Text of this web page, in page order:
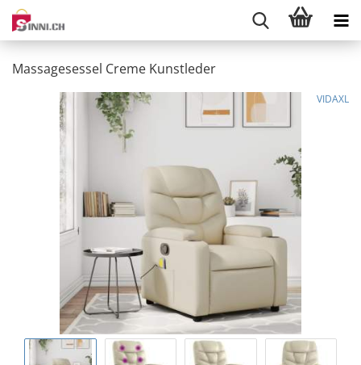
Massagesessel Creme Kunstleder
VIDAXL